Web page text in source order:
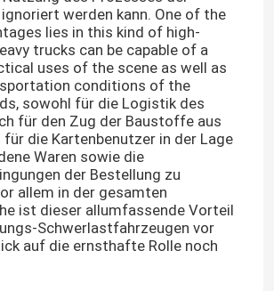
werden kann. One of the
lies in this kind of high-
trucks can be capable of a
uses of the scene as well as
conditions of the
sowohl für die Logistik des
für den Zug der Baustoffe aus
für die Kartenbenutzer in der Lage
Waren sowie die
der Bestellung zu
allem in der gesamten
ist dieser allumfassende Vorteil
Schwerlastfahrzeugen vor
auf die ernsthafte Rolle noch